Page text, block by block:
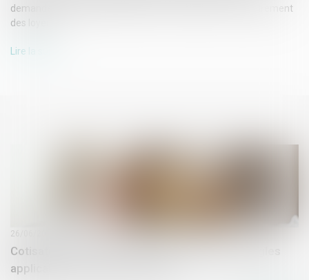
demande, le législateur a instauré un mécanisme d’encadrement
des loyers...
Lire la suite
Cotisations 2026 : un arrêté qui confirme les règles
applicables au logement social
26/06/2026